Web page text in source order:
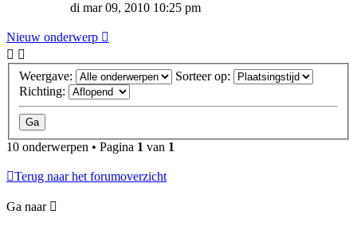
di mar 09, 2010 10:25 pm
Nieuw onderwerp
Weergave:
Sorteer op:
Richting:
10 onderwerpen • Pagina 1 van 1
Terug naar het forumoverzicht
Ga naar